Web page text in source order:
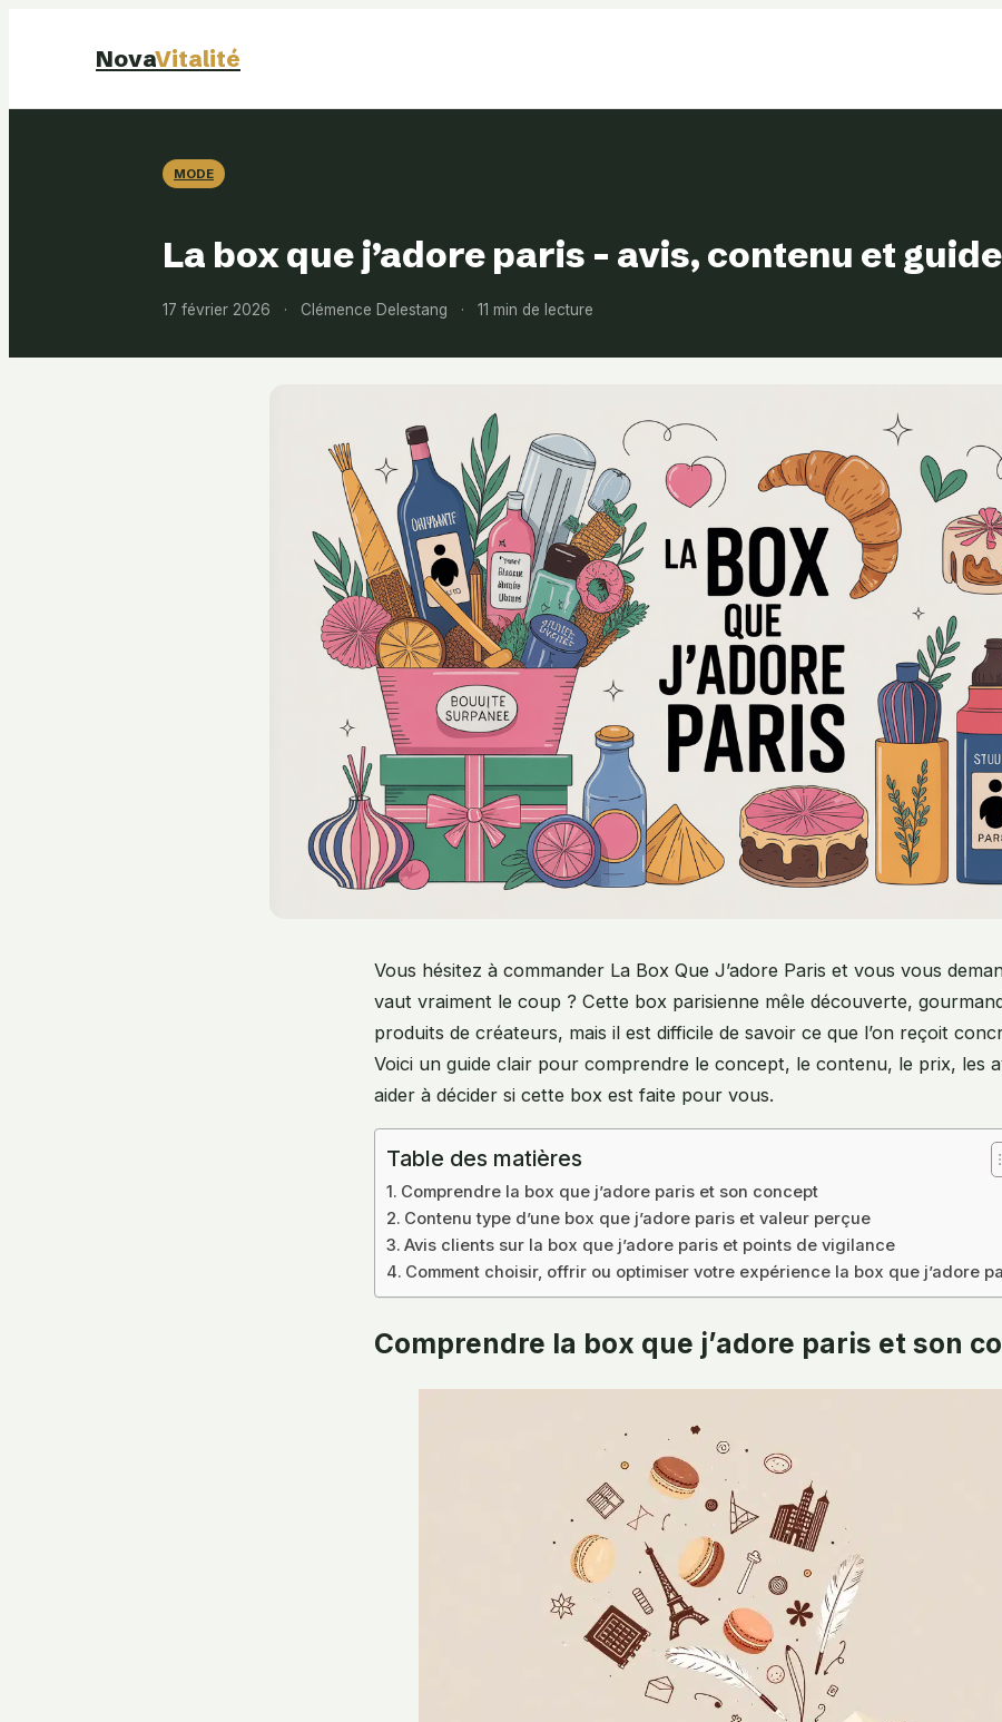
NovaVitalité
MODE
La box que j’adore paris – avis, contenu et
17 février 2026 · Clémence Delestang · 11 min de lecture
Vous hésitez à commander La Box Que J’adore Paris et vous vous
vaut vraiment le coup ? Cette box parisienne mêle découverte,
produits de créateurs, mais il est difficile de savoir ce que l’on reçoit
Voici un guide clair pour comprendre le concept, le contenu, le prix, les
aider à décider si cette box est faite pour vous.
Table des matières
Comprendre la box que j’adore paris et son concept
Contenu type d’une box que j’adore paris et valeur perçue
Avis clients sur la box que j’adore paris et points de vigilance
Comment choisir, offrir ou optimiser votre expérience la box que j’adore
Comprendre la box que j’adore paris et son